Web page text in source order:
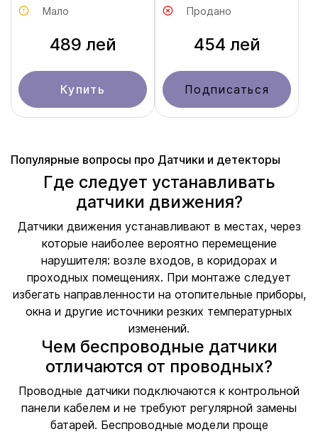
Мало
489 лей
Купить
Продано
454 лей
Подписаться
Популярные вопросы про Датчики и детекторы
Где следует устанавливать
датчики движения?
Датчики движения устанавливают в местах, через
которые наиболее вероятно перемещение
нарушителя: возле входов, в коридорах и
проходных помещениях. При монтаже следует
избегать направленности на отопительные приборы,
окна и другие источники резких температурных
изменений.
Чем беспроводные датчики
отличаются от проводных?
Проводные датчики подключаются к контрольной
панели кабелем и не требуют регулярной замены
батарей. Беспроводные модели проще